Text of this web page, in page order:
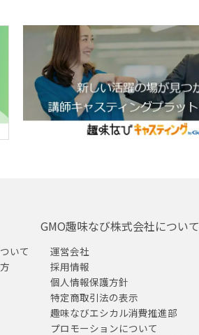
いて
GMO趣味なび株式会社について
運営会社
採用情報
個人情報保護方針
特定商取引法の表示
趣味なびエシカル消費推進部
プロモーションについて